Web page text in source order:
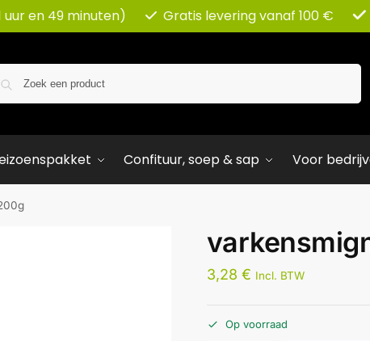
uur en 49 minuten) Gratis levering vanaf 100 €
Confituur, soep & sap Voor
3,28 € Incl. BTW
Op voorraad